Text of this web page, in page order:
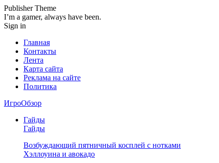
Publisher Theme
I’m a gamer, always have been.
Sign in
Главная
Контакты
Лента
Карта сайта
Реклама на сайте
Политика
ИгроОбзор
Гайды
Гайды
Возбуждающий пятничный косплей с нотками
Хэллоуина и авокадо